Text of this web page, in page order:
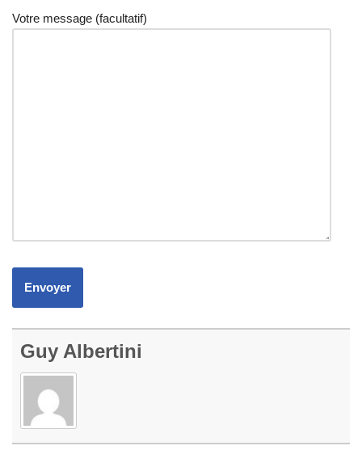
Votre message (facultatif)
Guy Albertini